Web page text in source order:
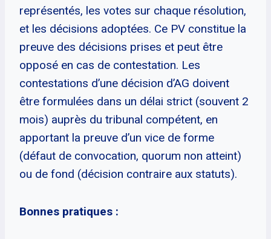
représentés, les votes sur chaque résolution,
et les décisions adoptées. Ce PV constitue la
preuve des décisions prises et peut être
opposé en cas de contestation. Les
contestations d’une décision d’AG doivent
être formulées dans un délai strict (souvent 2
mois) auprès du tribunal compétent, en
apportant la preuve d’un vice de forme
(défaut de convocation, quorum non atteint)
ou de fond (décision contraire aux statuts).
Bonnes pratiques :